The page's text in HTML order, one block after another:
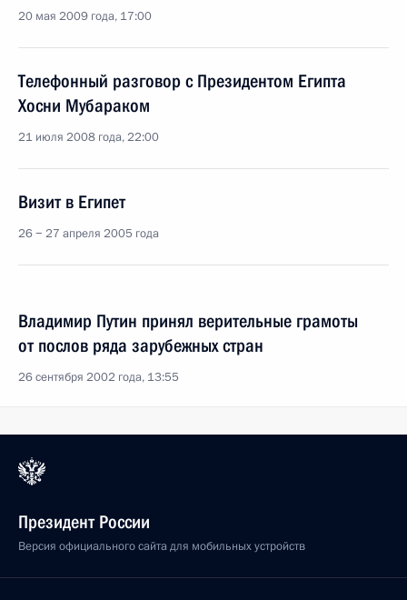
20 мая 2009 года, 17:00
Телефонный разговор с Президентом Египта
Хосни Мубараком
21 июля 2008 года, 22:00
Визит в Египет
26 − 27 апреля 2005 года
Владимир Путин принял верительные грамоты
от послов ряда зарубежных стран
26 сентября 2002 года, 13:55
Президент России
Версия официального сайта для мобильных устройств